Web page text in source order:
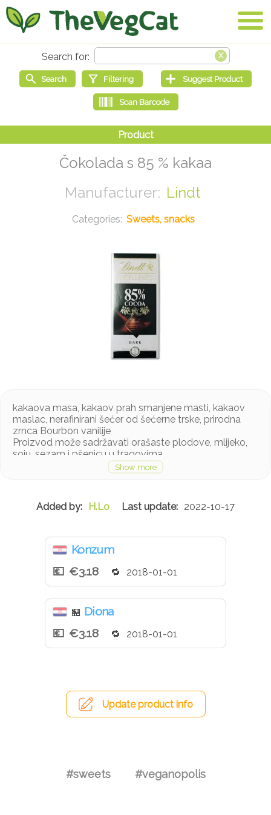
Čokolada s 85 % kakaa
Lindt
Sweets, snacks
kakaova masa, kakaov prah smanjene masti, kakaov
maslac, nerafinirani šećer od šećerne trske, prirodna
zrnca Bourbon vanilije
Proizvod može sadržavati orašaste plodove, mlijeko,
soju, sezam i pšenicu u tragovima
H.Lo 2022-10-17
Konzum
€3.18
2018-01-01
🏪 Diona
€3.18
2018-01-01
Update product info
#sweets #veganopolis